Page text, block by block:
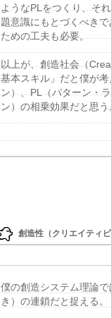
ようなPLをつくり、そ
題意識にもとづくべき
ための工夫も必要。
以上が、創造社会（
基本スキル」だと僕が
ン）、PL（パターン・
ン）の相乗効果だと思う
創造性（クリエイティ
僕の創造システム理論
き）の連鎖だと捉える。